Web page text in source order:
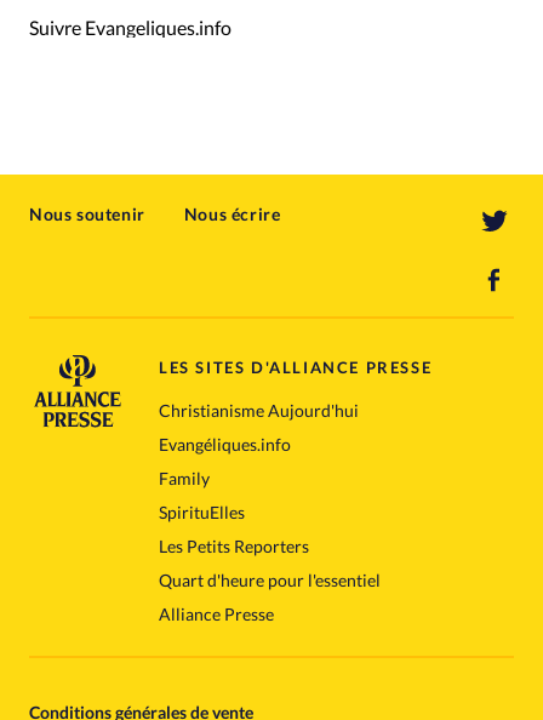
Suivre Evangeliques.info
Nous soutenir Nous écrire
LES SITES D'ALLIANCE PRESSE
Christianisme Aujourd'hui
Evangéliques.info
Family
SpirituElles
Les Petits Reporters
Quart d'heure pour l'essentiel
Alliance Presse
Conditions générales de vente